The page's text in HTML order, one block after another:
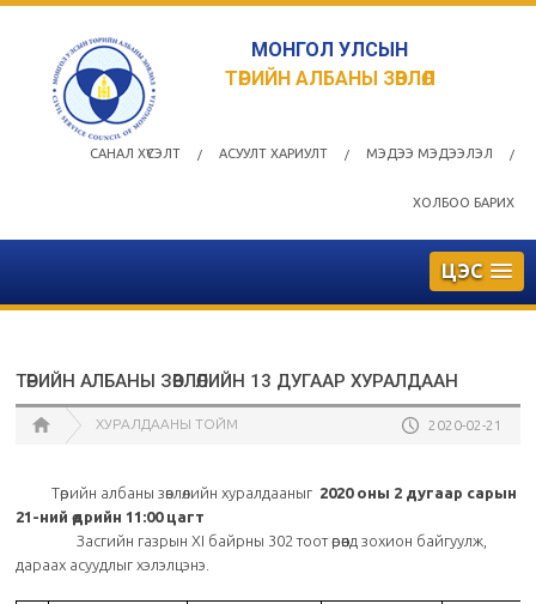
МОНГОЛ УЛСЫН
ТӨРИЙН АЛБАНЫ ЗӨВЛӨЛ
САНАЛ ХҮСЭЛТ / АСУУЛТ ХАРИУЛТ / МЭДЭЭ МЭДЭЭЛЭЛ /
ХОЛБОО БАРИХ
ЦЭС
ТӨРИЙН АЛБАНЫ ЗӨВЛӨЛИЙН 13 ДУГААР ХУРАЛДААН
ХУРАЛДААНЫ ТОЙМ 2020-02-21
Төрийн албаны зөвлөлийн хуралдааныг 2020 оны 2 дугаар сарын
21-ний өдрийн 11:00 цагт
Засгийн газрын XI байрны 302 тоот өрөөнд зохион байгуулж,
дараах асуудлыг хэлэлцэнэ.